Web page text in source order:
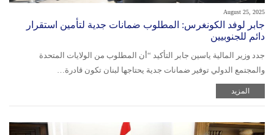
August 25, 2025
جابر لوفد الكونغرس: المطلوب ضمانات جدية لتأمين استقرار
دائم للجنوبيين
جدد وزير المالية ياسين جابر التأكيد “أن المطلوب من الولايات المتحدة
والمجتمع الدولي توفير ضمانات جدية يحتاجها لبنان تكون قادرة…
المزيد